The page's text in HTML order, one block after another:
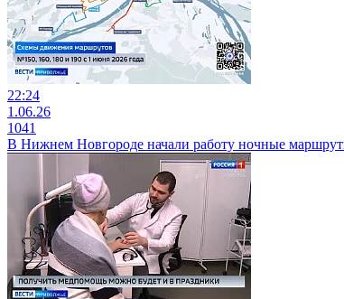
22:24
1.06.26
1041
В Нижнем Новгороде начали работу ночные